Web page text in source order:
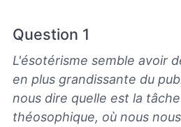
Question 1
L'ésotérisme semble avoir
en plus grandissante du
nous dire quelle est la
théosophique, où nous